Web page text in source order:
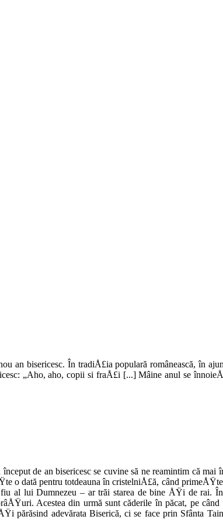
an bisericesc. În tradiÅ£ia po­pulară românească, în
„Aho, aho, copii si fraÅ£i [...] Mâine anul se
de an bi­sericesc se cuvine să ne reamintim că
o dată pentru totdeauna în cristelniÅ£ă, când
al lui Dumnezeu – ar trăi starea de bine ÅŸi de rai.
Acestea din urmă sunt căderile în păcat, pe
părăsind adevărata Biserică, ci se face prin Sfânta